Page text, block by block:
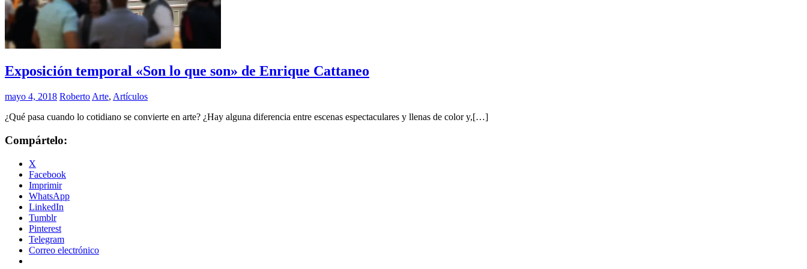
Exposición temporal «Son lo que son» de Enrique Cattaneo
mayo 4, 2018 Roberto Arte, Artículos
¿Qué pasa cuando lo cotidiano se convierte en arte? ¿Hay alguna diferencia entre escenas espectaculares y llenas de color y,[…]
Compártelo:
X
Facebook
Imprimir
WhatsApp
LinkedIn
Tumblr
Pinterest
Telegram
Correo electrónico